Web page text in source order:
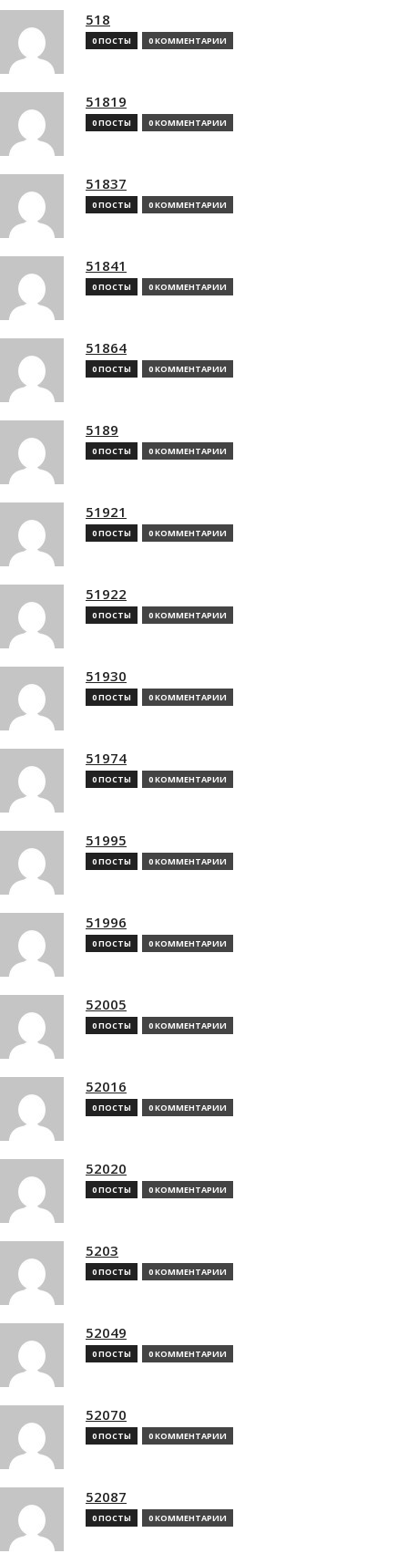
518
0 ПОСТЫ 0 КОММЕНТАРИИ
51819
0 ПОСТЫ 0 КОММЕНТАРИИ
51837
0 ПОСТЫ 0 КОММЕНТАРИИ
51841
0 ПОСТЫ 0 КОММЕНТАРИИ
51864
0 ПОСТЫ 0 КОММЕНТАРИИ
5189
0 ПОСТЫ 0 КОММЕНТАРИИ
51921
0 ПОСТЫ 0 КОММЕНТАРИИ
51922
0 ПОСТЫ 0 КОММЕНТАРИИ
51930
0 ПОСТЫ 0 КОММЕНТАРИИ
51974
0 ПОСТЫ 0 КОММЕНТАРИИ
51995
0 ПОСТЫ 0 КОММЕНТАРИИ
51996
0 ПОСТЫ 0 КОММЕНТАРИИ
52005
0 ПОСТЫ 0 КОММЕНТАРИИ
52016
0 ПОСТЫ 0 КОММЕНТАРИИ
52020
0 ПОСТЫ 0 КОММЕНТАРИИ
5203
0 ПОСТЫ 0 КОММЕНТАРИИ
52049
0 ПОСТЫ 0 КОММЕНТАРИИ
52070
0 ПОСТЫ 0 КОММЕНТАРИИ
52087
0 ПОСТЫ 0 КОММЕНТАРИИ